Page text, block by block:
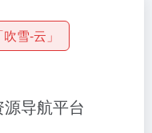
吹雪-云」
导航平台